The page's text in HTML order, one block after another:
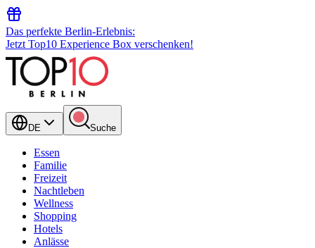
Das perfekte Berlin-Erlebnis:
Jetzt Top10 Experience Box verschenken!
DE Suche
Essen
Familie
Freizeit
Nachtleben
Wellness
Shopping
Hotels
Anlässe